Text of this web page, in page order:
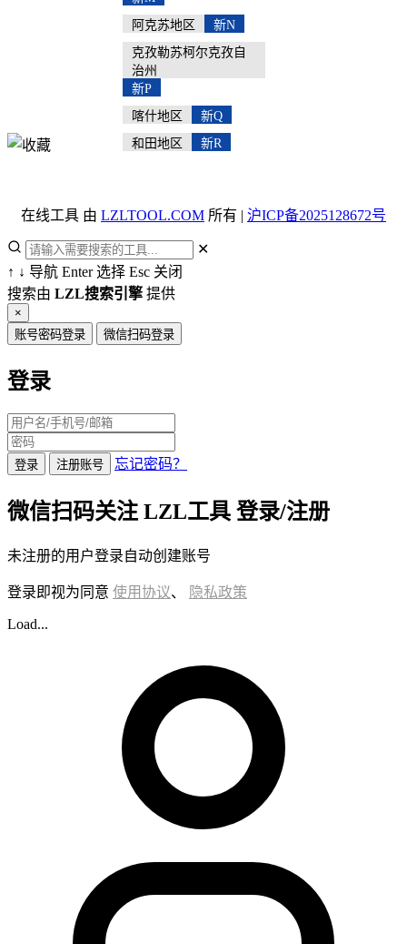
阿克苏地区
新N
克孜勒苏柯尔克孜自
治州
新P
喀什地区
新Q
和田地区
新R
在线工具 由 LZLTOOL.COM 所有 | 沪ICP备2025128672号
✕
↑ ↓ 导航 Enter选择 Esc 关闭
搜索由 LZL搜索引擎提供
×
账号密码登录
微信扫码登录
登录
登录 注册账号 忘记密码？
微信扫码关注 LZL工具 登录/注册
未注册的用户登录自动创建账号
登录即视为同意 使用协议、 隐私政策
Load...